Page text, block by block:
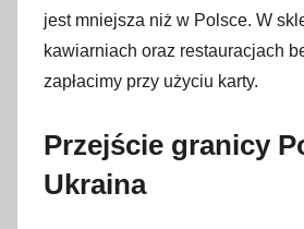
jest mniejsza niż w Polsce. W
kawiarniach oraz restauracjach
zapłacimy przy użyciu karty.
Przejście granicy
Ukraina